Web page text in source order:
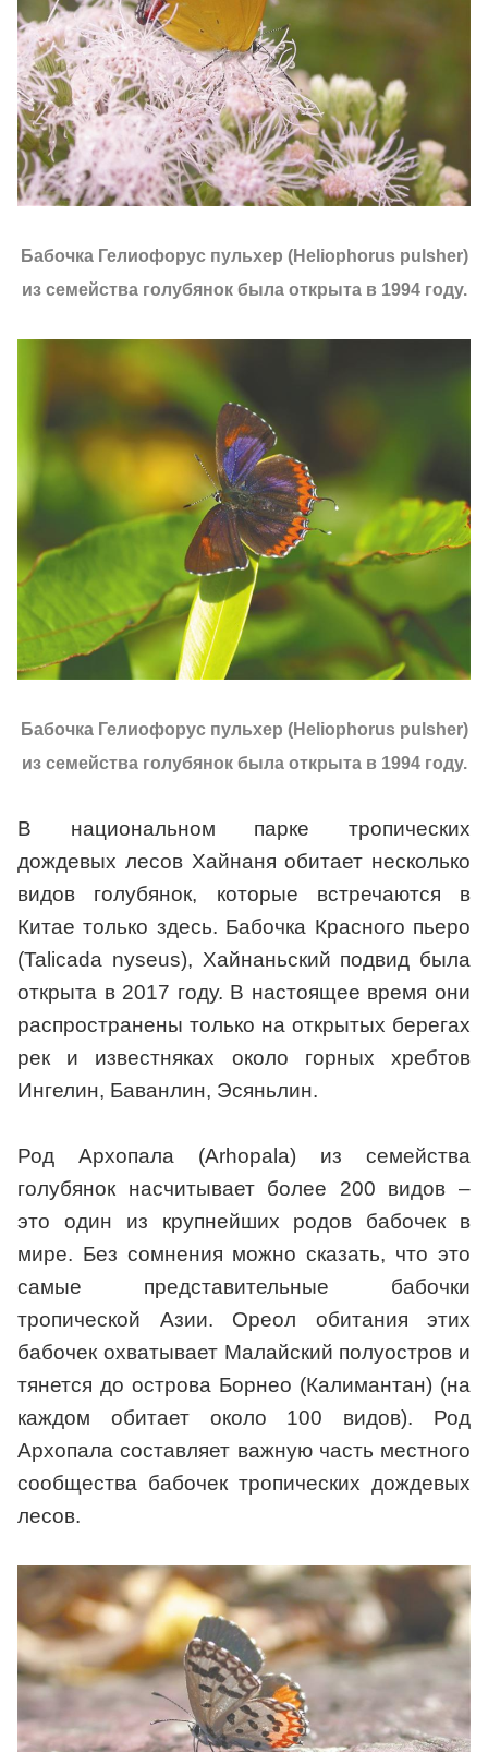
Бабочка Гелиофорус пульхер (Heliophorus pulsher)
из семейства голубянок была открыта в 1994 году.
Бабочка Гелиофорус пульхер (Heliophorus pulsher)
из семейства голубянок была открыта в 1994 году.
В национальном парке тропических
дождевых лесов Хайнаня обитает несколько
видов голубянок, которые встречаются в
Китае только здесь. Бабочка Красного пьеро
(Talicada nyseus), Хайнаньский подвид была
открыта в 2017 году. В настоящее время они
распространены только на открытых берегах
рек и известняках около горных хребтов
Ингелин, Баванлин, Эсяньлин.
Род Архопала (Arhopala) из семейства
голубянок насчитывает более 200 видов –
это один из крупнейших родов бабочек в
мире. Без сомнения можно сказать, что это
самые представительные бабочки
тропической Азии. Ореол обитания этих
бабочек охватывает Малайский полуостров и
тянется до острова Борнео (Калимантан) (на
каждом обитает около 100 видов). Род
Архопала составляет важную часть местного
сообщества бабочек тропических дождевых
лесов.